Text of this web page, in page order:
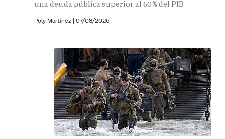
una deuda pública superior al 60% del PIB
Poly Martínez | 07/08/2026